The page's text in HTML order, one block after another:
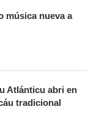
música nueva a
Atlánticu abri en
tradicional